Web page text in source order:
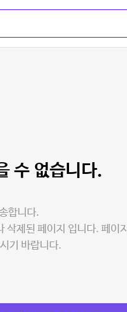
수 없습니다.
합니다.
삭제된 페이지 입니다. 페이지
기 바랍니다.